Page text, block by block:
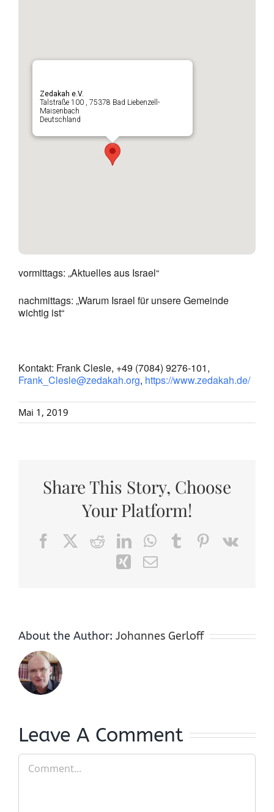
Zedakah e.V.
Talstraße 100 , 75378 Bad Liebenzell-
Maisenbach
Deutschland
vormittags: „Aktuelles aus Israel“
nachmittags: „Warum Israel für unsere Gemeinde
wichtig ist“
Kontakt: Frank Clesle, +49 (7084) 9276-101,
Frank_Clesle@zedakah.org, https://www.zedakah.de/
Mai 1, 2019
Share This Story, Choose
Your Platform!
FacebookRedditLinkedInWhatsApp
TumblrPinterest
Vk
XingEmail
About the Author: Johannes Gerloff
Leave A Comment
Comment